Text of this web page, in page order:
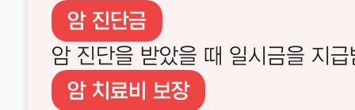
암 진단금
암 진단을 받았을 때 일시금을 지
암 치료비 보장